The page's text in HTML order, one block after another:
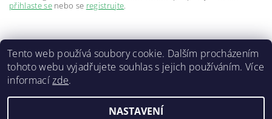
přihlaste senebo se registrujte.
Doprava a platba
Tento web používá soubory cookie. Dalším procházením
tohoto webu vyjadřujete souhlas s jejich používáním. Více
informacízde.
NASTAVENÍ